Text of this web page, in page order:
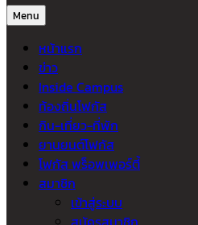
Menu
หน้าแรก
ข่าว
Inside Campus
ท้องถิ่นโฟกัส
กิน-เที่ยว-ที่พัก
ยานยนต์โฟกัส
โฟกัส พร็อพเพอร์ตี้
สมาชิก
เข้าสู่ระบบ